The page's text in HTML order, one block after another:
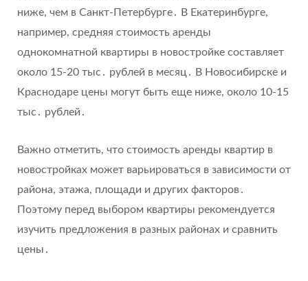
ниже, чем в Санкт-Петербурге․ В Екатеринбурге,
например, средняя стоимость аренды
однокомнатной квартиры в новостройке составляет
около 15-20 тыс․ рублей в месяц․ В Новосибирске и
Краснодаре цены могут быть еще ниже, около 10-15
тыс․ рублей․
Важно отметить, что стоимость аренды квартир в
новостройках может варьироваться в зависимости от
района, этажа, площади и других факторов․
Поэтому перед выбором квартиры рекомендуется
изучить предложения в разных районах и сравнить
цены․